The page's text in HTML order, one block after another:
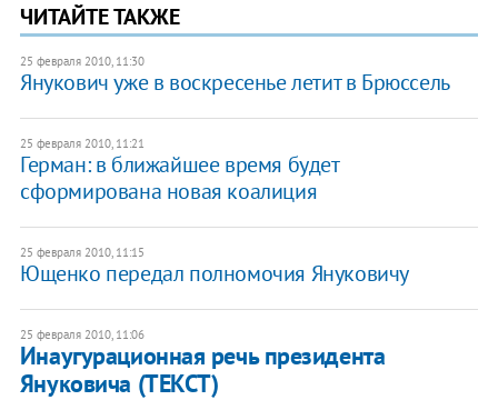
ЧИТАЙТЕ ТАКЖЕ
25 февраля 2010, 11:30
Янукович уже в воскресенье летит в Брюссель
25 февраля 2010, 11:21
Герман: в ближайшее время будет
сформирована новая коалиция
25 февраля 2010, 11:15
Ющенко передал полномочия Януковичу
25 февраля 2010, 11:06
Инаугурационная речь президента
Януковича (ТЕКСТ)